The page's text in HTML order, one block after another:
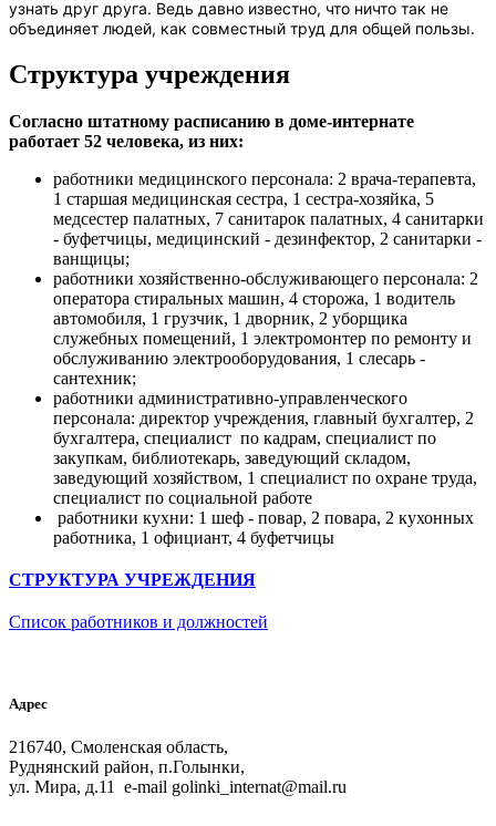
узнать друг друга. Ведь давно известно, что ничто так не
объединяет людей, как совместный труд для общей пользы.
Структура учреждения
Согласно штатному расписанию в доме-интернате
работает 52 человека, из них:
работники медицинского персонала: 2 врача-терапевта,
1 старшая медицинская сестра, 1 сестра-хозяйка, 5
медсестер палатных, 7 санитарок палатных, 4 санитарки
- буфетчицы, медицинский - дезинфектор, 2 санитарки -
ванщицы;
работники хозяйственно-обслуживающего персонала: 2
оператора стиральных машин, 4 сторожа, 1 водитель
автомобиля, 1 грузчик, 1 дворник, 2 уборщика
служебных помещений, 1 электромонтер по ремонту и
обслуживанию электрооборудования, 1 слесарь -
сантехник;
работники административно-управленческого
персонала: директор учреждения, главный бухгалтер, 2
бухгалтера, специалист по кадрам, специалист по
закупкам, библиотекарь, заведующий складом,
заведующий хозяйством, 1 специалист по охране труда,
специалист по социальной работе
работники кухни: 1 шеф - повар, 2 повара, 2 кухонных
работника, 1 официант, 4 буфетчицы
СТРУКТУРА УЧРЕЖДЕНИЯ
Список работников и должностей
Адрес
216740, Смоленская область,
Руднянский район, п.Голынки,
ул. Мира, д.11 e-mail golinki_internat@mail.ru